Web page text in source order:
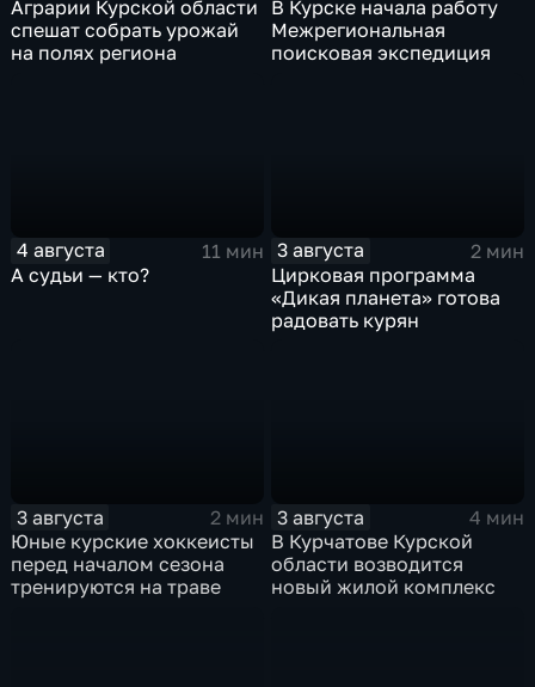
Аграрии Курской области
спешат собрать урожай
на полях региона
В Курске начала работу
Межрегиональная
поисковая экспедиция
4 августа
11 мин
А судьи — кто?
3 августа
2 мин
Цирковая программа
«Дикая планета» готова
радовать курян
3 августа
2 мин
Юные курские хоккеисты
перед началом сезона
тренируются на траве
3 августа
4 мин
В Курчатове Курской
области возводится
новый жилой комплекс